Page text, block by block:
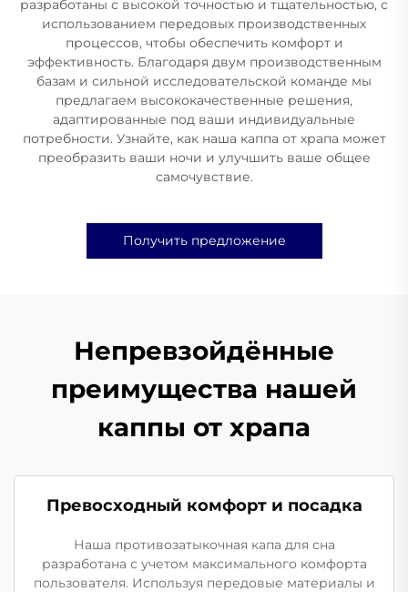
разработаны с высокой точностью и тщательностью, с
использованием передовых производственных
процессов, чтобы обеспечить комфорт и
эффективность. Благодаря двум производственным
базам и сильной исследовательской команде мы
предлагаем высококачественные решения,
адаптированные под ваши индивидуальные
потребности. Узнайте, как наша каппа от храпа может
преобразить ваши ночи и улучшить ваше общее
самочувствие.
Получить предложение
Непревзойдённые
преимущества нашей
каппы от храпа
Превосходный комфорт и посадка
Наша противозатыкочная капа для сна
разработана с учетом максимального комфорта
пользователя. Используя передовые материалы и